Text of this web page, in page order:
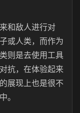
和敌人进行对
或人类，而作为
则是去使用工具
抗，在体验起来
展现上也是很不
。